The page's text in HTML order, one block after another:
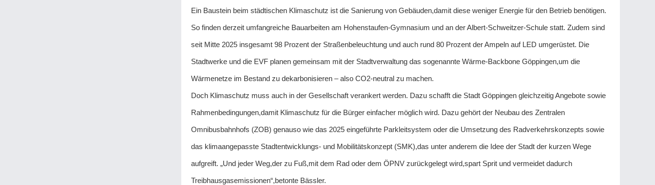
Ein Baustein beim städtischen Klimaschutz ist die Sanierung von Gebäuden,damit diese weniger Energie für den Betrieb benötigen.
So finden derzeit umfangreiche Bauarbeiten am Hohenstaufen-Gymnasium und an der Albert-Schweitzer-Schule statt. Zudem sind
seit Mitte 2025 insgesamt 98 Prozent der Straßenbeleuchtung und auch rund 80 Prozent der Ampeln auf LED umgerüstet. Die
Stadtwerke und die EVF planen gemeinsam mit der Stadtverwaltung das sogenannte Wärme-Backbone Göppingen,um die
Wärmenetze im Bestand zu dekarbonisieren – also CO2-neutral zu machen.
Doch Klimaschutz muss auch in der Gesellschaft verankert werden. Dazu schafft die Stadt Göppingen gleichzeitig Angebote sowie
Rahmenbedingungen,damit Klimaschutz für die Bürger einfacher möglich wird. Dazu gehört der Neubau des Zentralen
Omnibusbahnhofs (ZOB) genauso wie das 2025 eingeführte Parkleitsystem oder die Umsetzung des Radverkehrskonzepts sowie
das klimaangepasste Stadtentwicklungs- und Mobilitätskonzept (SMK),das unter anderem die Idee der Stadt der kurzen Wege
aufgreift. „Und jeder Weg,der zu Fuß,mit dem Rad oder dem ÖPNV zurückgelegt wird,spart Sprit und vermeidet dadurch
Treibhausgasemissionen“,betonte Bässler.